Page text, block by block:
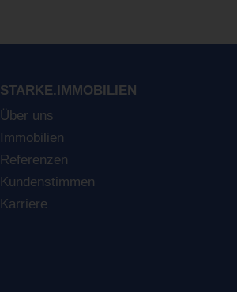
STARKE.IMMOBILIEN
Über uns
Immobilien
Referenzen
Kundenstimmen
Karriere